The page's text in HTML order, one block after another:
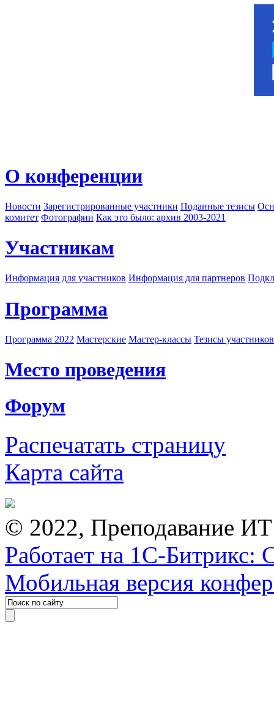
О конференции
Новости Зарегистрированные участники Поданные тезисы
комитет Фотографии Как это было: архив 2003-2021
Участникам
Информация для участников Информация для партнеров
Программа
Программа 2022 Мастерские Мастер-классы Тезисы
Место проведения
Форум
Распечатать страницу
Карта сайта
© 2022, Преподавание
Работает на 1С-Битрикс:
Мобильная версия